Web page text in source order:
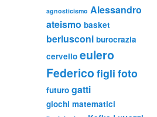
agnosticismo Alessandro
ateismo basket
berlusconi burocrazia
cervello eulero
Federico figli foto
futuro gatti
giochi matematici